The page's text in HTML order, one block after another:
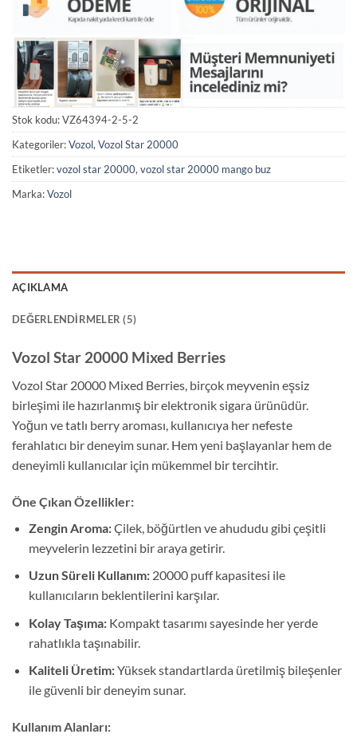
Stok kodu:VZ64394-2-5-2
Kategoriler:Vozol, Vozol Star 20000
Etiketler:vozol star 20000, vozol star 20000 mango buz
Marka:Vozol
AÇIKLAMA
DEĞERLENDIRMELER (5)
Vozol Star 20000 Mixed Berries
Vozol Star 20000 Mixed Berries, birçok meyvenin eşsiz
birleşimi ile hazırlanmış bir elektronik sigara ürünüdür.
Yoğun ve tatlı berry aroması, kullanıcıya her nefeste
ferahlatıcı bir deneyim sunar. Hem yeni başlayanlar hem de
deneyimli kullanıcılar için mükemmel bir tercihtir.
Öne Çıkan Özellikler:
Zengin Aroma:Çilek, böğürtlen ve ahududu gibi çeşitli
meyvelerin lezzetini bir araya getirir.
Uzun Süreli Kullanım:20000 puff kapasitesi ile
kullanıcıların beklentilerini karşılar.
Kolay Taşıma:Kompakt tasarımı sayesinde her yerde
rahatlıkla taşınabilir.
Kaliteli Üretim:Yüksek standartlarda üretilmiş bileşenler
ile güvenli bir deneyim sunar.
Kullanım Alanları: